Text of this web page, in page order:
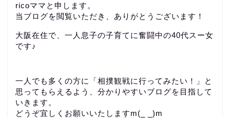
ricoママと申します。
当ブログを閲覧いただき、ありがとうございます！
大阪在住で、一人息子の子育てに奮闘中の40代スー女
です♪
一人でも多くの方に「相撲観戦に行ってみたい！」と
思ってもらえるよう、分かりやすいブログを目指して
いきます。
どうぞ宜しくお願いいたしますm(_ _)m